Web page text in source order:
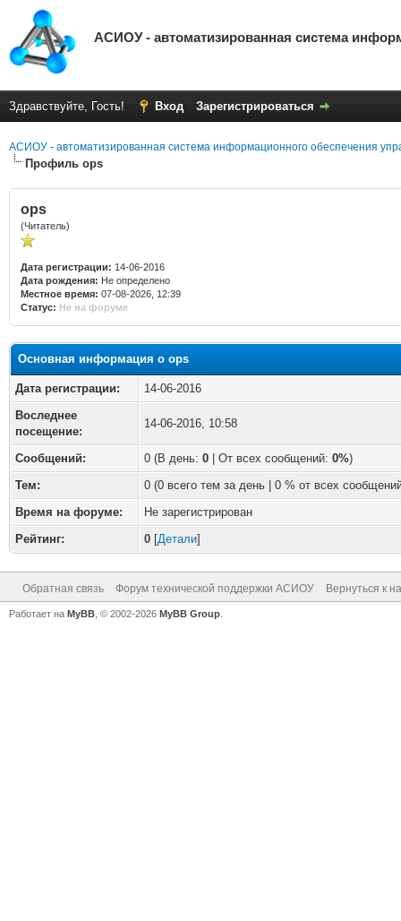
АСИОУ - автоматизированная система
Здравствуйте, Гость! Вход Зарегистрироваться
АСИОУ - автоматизированная система информационного обеспечения
Профиль ops
ops
(Читатель)
Дата регистрации: 14-06-2016
Дата рождения: Не определено
Местное время: 07-08-2026, 12:39
Статус: Не на форуме
Основная информация о ops
Дата регистрации:
14-06-2016
Воследнее
посещение:
14-06-2016, 10:58
Сообщений: 0 (В день: 0 | От всех сообщений: 0%)
Тем:
0 (0 всего тем за день | 0 % от всех
Время на форуме:
Не зарегистрирован
Рейтинг:
0 [Детали]
Обратная связь Форум технической поддержки АСИОУ Вернуться к
Работает на MyBB , © 2002-2026 MyBB Group